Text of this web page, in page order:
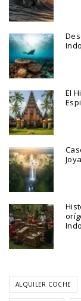
El
ALQUILER COCHE